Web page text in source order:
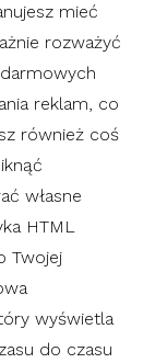
mieć
rozważyć
reklam, co
również coś
własne
HTML
Twojej
wyświetla
do czasu